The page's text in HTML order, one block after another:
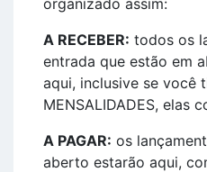
organizado assim:
A RECEBER: todos os
entrada que estão em
aqui, inclusive se você
MENSALIDADES, elas
A PAGAR: os
aberto estarão aqui,